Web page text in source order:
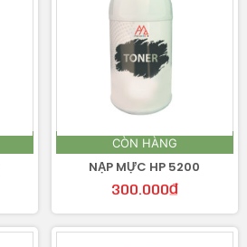
CÒN HÀNG
NẠP MỰC HP 5200
300.000₫